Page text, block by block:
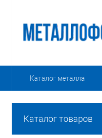
Каталог металла
Каталог товаров